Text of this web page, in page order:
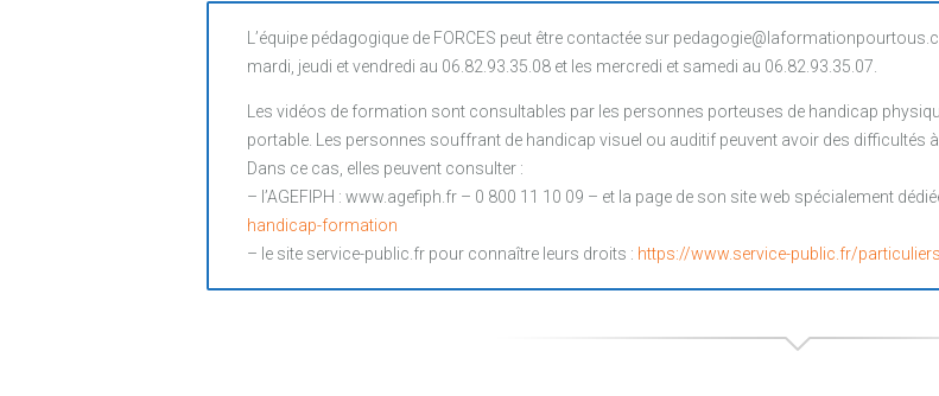
L’équipe pédagogique de FORCES peut être contactée sur
mardi, jeudi et vendredi au 06.82.93.35.08 et les mercredi et samedi au 06.82.93.35.07.
Les vidéos de formation sont consultables par les personnes porteuses de handicap
portable. Les personnes souffrant de handicap visuel ou auditif peuvent avoir des difficultés
Dans ce cas, elles peuvent consulter :
– l’AGEFIPH : www.agefiph.fr – 0 800 11 10 09 – et la page de son site web spécialement
handicap-formation
– le site service-public.fr pour connaître leurs droits : https://www.service-public.fr/